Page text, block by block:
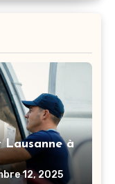
Lausanne à
12, 2025